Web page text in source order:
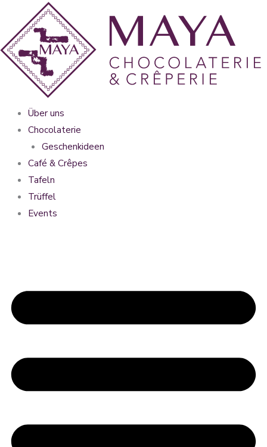
springen
Über uns
Chocolaterie
Geschenkideen
Café & Crêpes
Tafeln
Trüffel
Events